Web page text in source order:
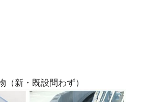
（新・既設問わず）